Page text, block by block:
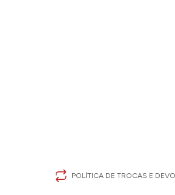
POLÍTICA DE TROCAS E